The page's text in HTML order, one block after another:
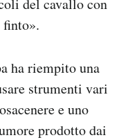
ha riempito una
strumenti vari
e uno
prodotto dai